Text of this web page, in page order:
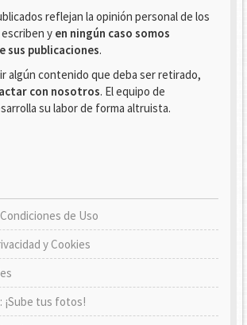
reflejan la opinión personal de los
y en ningún caso somos
sus publicaciones.
algún contenido que deba ser retirado,
con nosotros. El equipo de
su labor de forma altruista.
de Uso
y Cookies
¡Sube tus fotos!